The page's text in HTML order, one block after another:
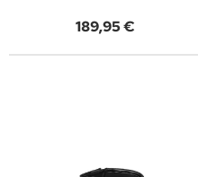
189,95 €